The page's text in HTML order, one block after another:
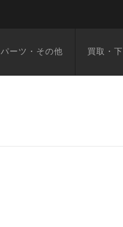
パーツ・その他 買取・